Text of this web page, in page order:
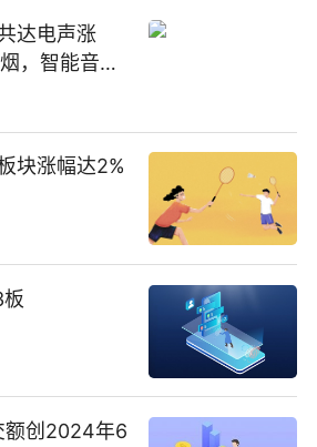
达电声涨
，智能音箱
块涨幅达2%
额创2024年6